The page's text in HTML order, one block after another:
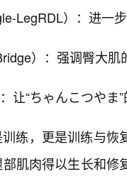
LegRDL）：进一
）：强调臀大
让“ちゃんこつやま
练，更是训练与恢
肌肉得以生长和